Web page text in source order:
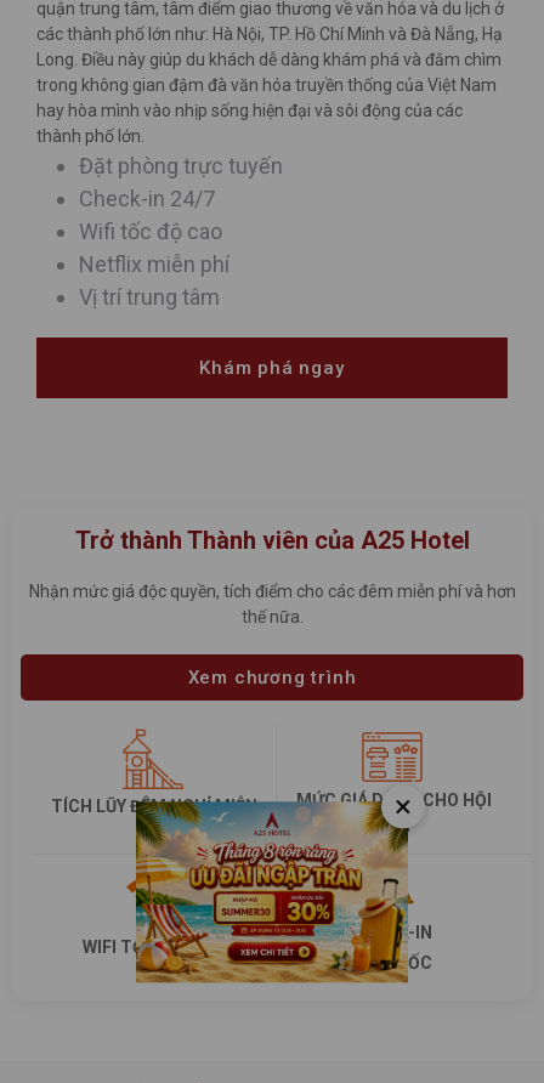
quận trung tâm, tâm điểm giao thương về văn hóa và du lịch ở
các thành phố lớn như: Hà Nội, TP. Hồ Chí Minh và Đà Nẵng, Hạ
Long. Điều này giúp du khách dễ dàng khám phá và đắm chìm
trong không gian đậm đà văn hóa truyền thống của Việt Nam
hay hòa mình vào nhịp sống hiện đại và sôi động của các
thành phố lớn.
Đặt phòng trực tuyến
Check-in 24/7
Wifi tốc độ cao
Netflix miễn phí
Vị trí trung tâm
Khám phá ngay
Trở thành Thành viên của A25 Hotel
Nhận mức giá độc quyền, tích điểm cho các đêm miễn phí và hơn
thế nữa.
Xem chương trình
TÍCH LŨY ĐÊM NGHỈ MIỄN
PHÍ
MỨC GIÁ DÀNH CHO HỘI
VIÊN
WIFI TỐC ĐỘ CAO
CHECK-IN
SIÊU TỐC
×